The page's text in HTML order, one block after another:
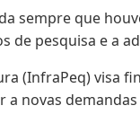
sempre que
de pesquisa e a
(InfraPeq) visa
novas